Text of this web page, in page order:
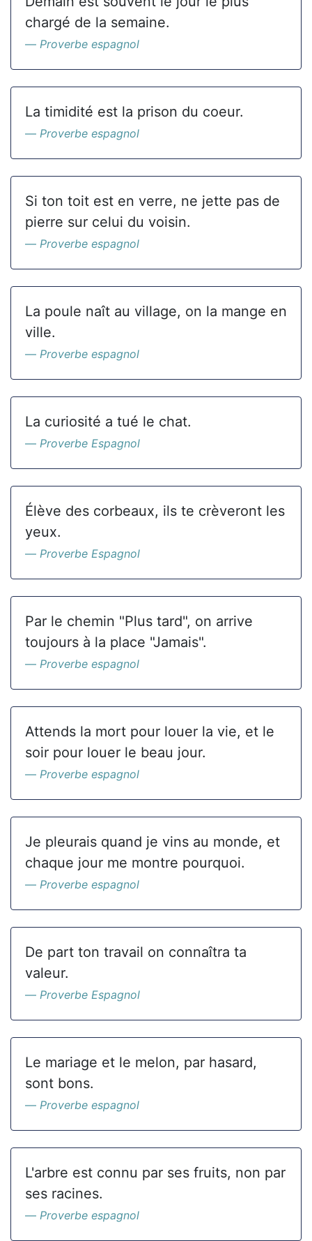
chargé de la semaine.
Proverbe espagnol
La timidité est la prison du coeur.
Proverbe espagnol
Si ton toit est en verre, ne jette pas de
pierre sur celui du voisin.
Proverbe espagnol
La poule naît au village, on la mange en
ville.
Proverbe espagnol
La curiosité a tué le chat.
Proverbe Espagnol
Élève des corbeaux, ils te crèveront les
yeux.
Proverbe Espagnol
Par le chemin "Plus tard", on arrive
toujours à la place "Jamais".
Proverbe espagnol
Attends la mort pour louer la vie, et le
soir pour louer le beau jour.
Proverbe espagnol
Je pleurais quand je vins au monde, et
chaque jour me montre pourquoi.
Proverbe espagnol
De part ton travail on connaîtra ta
valeur.
Proverbe Espagnol
Le mariage et le melon, par hasard,
sont bons.
Proverbe espagnol
L'arbre est connu par ses fruits, non par
ses racines.
Proverbe espagnol